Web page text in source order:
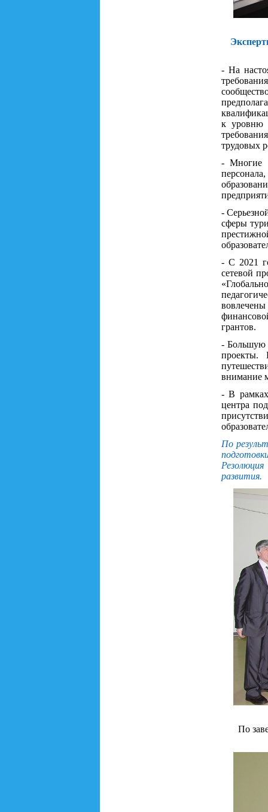
- На
к уровню
трудовых
- Многие
-
сферы
- С 2021
сетевой
грантов.
- Большую
проекты.
внимание
- В рамках
центра
По
развития.
По